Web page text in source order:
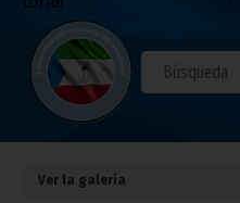
mayo 11, 2023
Noticias África Vicepresidencia
Ver la galería